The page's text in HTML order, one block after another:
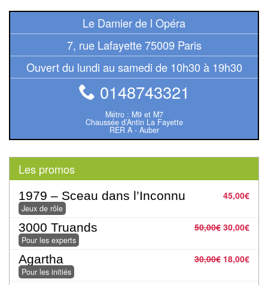
société
Jeux
de
cartes
Les
Classiques
Pour
les
enfants
Pour
la
famille
Le Damier de l Opéra
7, rue Lafayette 75009 Paris
Ouvert du lundi au samedi de 10h30 à 19h30
0148743321
Métro : M9 et M7
Chaussée d’Antin La Fayette
RER A - Auber
Les promos
45,00€
1979 – Sceau dans l’Inconnu
Jeux de rôle
50,00€ 30,00€
3000 Truands
Pour les experts
30,00€ 18,00€
Agartha
Pour les initiés